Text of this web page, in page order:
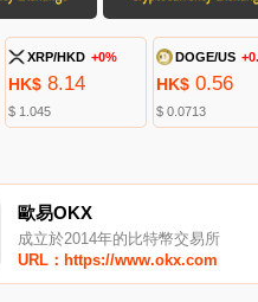
XRP/HKD +0%
HK$ 8.14
$ 1.045
DOGE/US
HK$ 0.56
$ 0.0713
歐易OKX
成立於2014年的比特幣交易所
URL：https://www.okx.com